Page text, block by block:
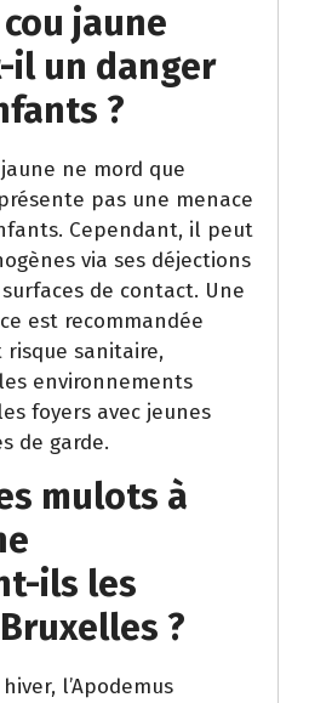
jaune
il un danger
?
ne mord que
pas une menace
Cependant, il peut
via ses déjections
de contact. Une
est recommandée
sanitaire,
environnements
foyers avec jeunes
de garde.
mulots à
ils les
?
l’Apodemus